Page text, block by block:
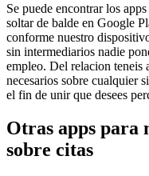
Se puede encontrar los
soltar de balde en Google
conforme nuestro
sin intermediarios nadie
empleo. Del relacion teneis
necesarios sobre cualquier
el fin de unir que desees
Otras apps para
sobre citas